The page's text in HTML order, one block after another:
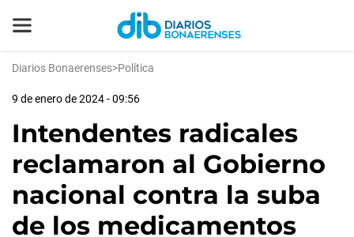
Diarios Bonaerenses>Política
9 de enero de 2024 - 09:56
Intendentes radicales
reclamaron al Gobierno
nacional contra la suba
de los medicamentos